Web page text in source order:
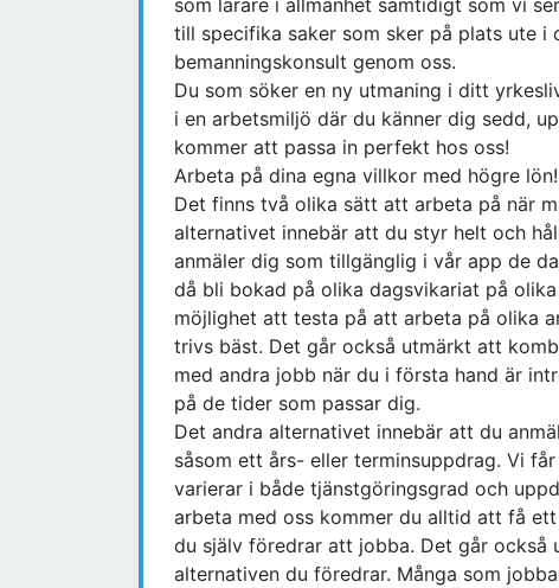
som lärare i allmänhet samtidigt som vi
till specifika saker som sker på plats ute i
bemanningskonsult genom oss.
Du som söker en ny utmaning i ditt
i en arbetsmiljö där du känner dig sedd,
kommer att passa in perfekt hos oss!
Arbeta på dina egna villkor med högre lön!
Det finns två olika sätt att arbeta på när
alternativet innebär att du styr helt och
anmäler dig som tillgänglig i vår app de
då bli bokad på olika dagsvikariat på
möjlighet att testa på att arbeta på olika
trivs bäst. Det går också utmärkt att
med andra jobb när du i första hand är
på de tider som passar dig.
Det andra alternativet innebär att du
såsom ett års- eller terminsuppdrag. Vi
varierar i både tjänstgöringsgrad och
arbeta med oss kommer du alltid att få
du själv föredrar att jobba. Det går
alternativen du föredrar. Många som